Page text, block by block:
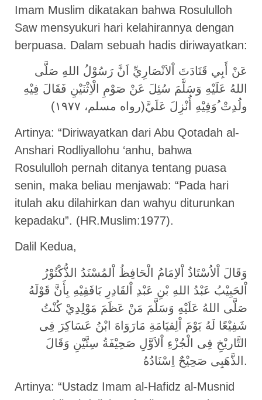
Imam Muslim dikatakan bahwa Rosululloh
Saw mensyukuri hari kelahirannya dengan
berpuasa. Dalam sebuah hadis diriwayatkan:
عَنْ أَبِي قَتَادَتَ اْلاَنْصَارِيِّ اَنَّ رَسُوْلُ اللهِ صَلَّى
اللهُ عَلَيْهِ وَسَلَّمَ سُئِلَ عَنْ صَوْمِ الْاِثْنَيْنِ فَقَالَ فِيْهِ
ولُدِتْ ُوَفِيْهِ أُنْزِلَ عَلَيَّ(رواه مسلم، ١٩٧٧)
Artinya: “Diriwayatkan dari Abu Qotadah al-
Anshari Rodliyallohu ‘anhu, bahwa
Rosululloh pernah ditanya tentang puasa
senin, maka beliau menjawab: “Pada hari
itulah aku dilahirkan dan wahyu diturunkan
kepadaku”. (HR.Muslim:1977).
Dalil Kedua,
وَقَالَ اْلاُسْتَاذُ اْلاِمَامُ الْحَافِظُ اْلمُسْنَدُ الذُّكْتُوْرُ
اْلحَبِيْبُ عَبْدُ اللهِ بْنِ عَبْدِ اْلقَادِرِ بَافَقِيْهِ بِأَنَّ قَوْلَهُ
صَلَّى اللهُ عَلَيْهِ وَسَلَّمَ مَنْ عَظَمَ مَوْلِدِيْ كُنْتُ
شَفِيْعًا لَهُ يَوْمَ اْلِقيَامَةِ مَارَوَاهَ ابْنُ عَسَاكِرَ فِى
التَّاريْخِ فِى الْجُزْءِ اْلاَوَّلِ صَحِيْفَةُ سِتَّيْنِ وَقَالَ
الذَّهَبِى صَحِيْحٌ اِسْنَادُهُ.
Artinya: “Ustadz Imam al-Hafidz al-Musnid